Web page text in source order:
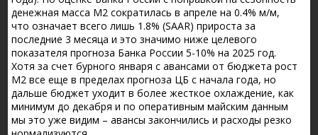
денежная масса М2 сократилась в апреле на 0.4% м/м,
что означает всего лишь 1.8% (SAAR) прироста за
последние 3 месяца и это значимо ниже целевого
показателя прогноза Банка России 5-10% на 2025 год.
Хотя за счет бурного января с авансами от бюджета рост
М2 все еще в пределах прогноза ЦБ с начала года, но
дальше бюджет уходит в более жесткое охлаждение, как
минимум до декабря и по оперативным майским данным
мы это уже видим – авансы закончились и расходы резко